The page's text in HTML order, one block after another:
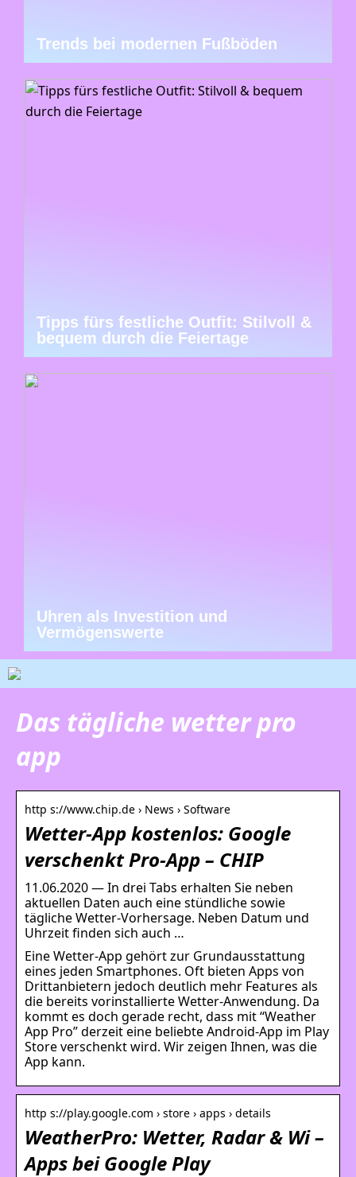
Trends bei modernen Fußböden
Tipps fürs festliche Outfit: Stilvoll &
bequem durch die Feiertage
Uhren als Investition und
Vermögenswerte
Das tägliche wetter pro
app
http s://www.chip.de › News › Software
Wetter-App kostenlos: Google
verschenkt Pro-App – CHIP
11.06.2020 — In drei Tabs erhalten Sie neben
aktuellen Daten auch eine stündliche sowie
tägliche Wetter-Vorhersage. Neben Datum und
Uhrzeit finden sich auch …
Eine Wetter-App gehört zur Grundausstattung
eines jeden Smartphones. Oft bieten Apps von
Drittanbietern jedoch deutlich mehr Features als
die bereits vorinstallierte Wetter-Anwendung. Da
kommt es doch gerade recht, dass mit “Weather
App Pro” derzeit eine beliebte Android-App im Play
Store verschenkt wird. Wir zeigen Ihnen, was die
App kann.
http s://play.google.com › store › apps › details
WeatherPro: Wetter, Radar & Wi –
Apps bei Google Play